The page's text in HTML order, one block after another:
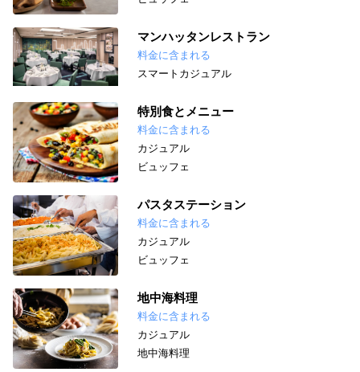
マンハッタンレストラン
料金に含まれる
スマートカジュアル
特別食とメニュー
料金に含まれる
カジュアル
ビュッフェ
パスタステーション
料金に含まれる
カジュアル
ビュッフェ
地中海料理
料金に含まれる
カジュアル
地中海料理